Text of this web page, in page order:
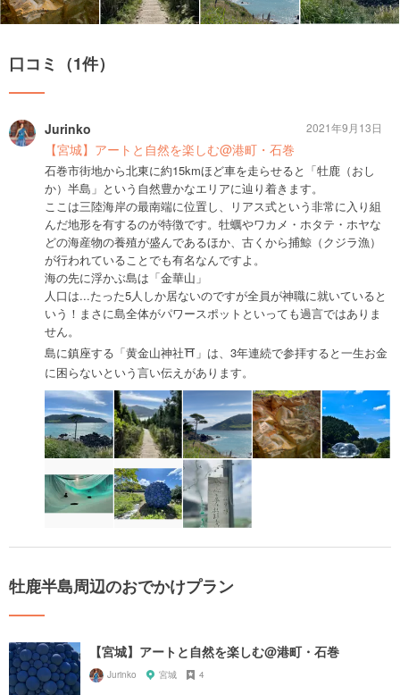
口コミ（1件）
Jurinko
【宮城】アートと自然を楽しむ@港町・石巻
石巻市街地から北東に約15kmほど車を走らせると「牡鹿（おし
か）半島」という自然豊かなエリアに辿り着きます。
ここは三陸海岸の最南端に位置し、リアス式という非常に入り組
んだ地形を有するのが特徴です。牡蠣やワカメ・ホタテ・ホヤな
どの海産物の養殖が盛んであるほか、古くから捕鯨（クジラ漁）
が行われていることでも有名なんですよ。
海の先に浮かぶ島は「金華山」
人口は...たった5人しか居ないのですが全員が神職に就いていると
いう！まさに島全体がパワースポットといっても過言ではありま
せん。
島に鎮座する「黄金山神社⛩」は、3年連続で参拝すると一生お金
に困らないという言い伝えがあります。
2021年9月13日
牡鹿半島周辺のおでかけプラン
【宮城】アートと自然を楽しむ@港町・石巻
Jurinko 宮城 4